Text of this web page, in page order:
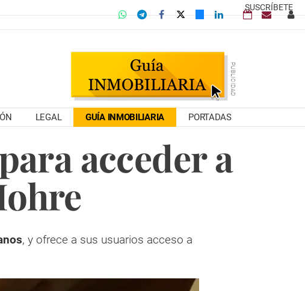
SUSCRÍBETE
LEGAL GUÍA INMOBILIARIA PORTADAS
acceder a
, y ofrece a sus usuarios acceso a